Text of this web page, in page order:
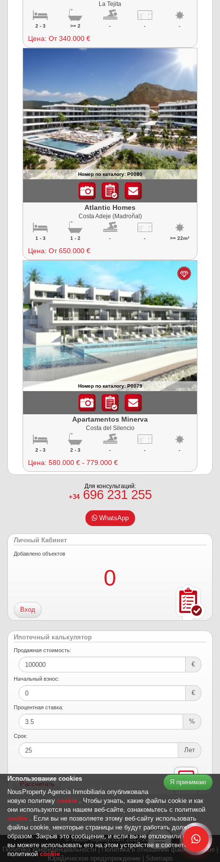
Toggle navigation
La Tejita
2 - 3 >= 2 - - -
Цена: От 340.000 €
Номер по каталогу: P0080
Atlantic Homes
Costa Adeje (Madroñal)
1 - 3 1 - 2 - - >= 22m²
Цена: От 650.000 €
Номер по каталогу: P0079
Apartamentos Minerva
Costa del Silencio
2 - 3 2 - 3 - - -
Цена: 580.000 € - 779.000 €
Для консультаций:
+34696 231 255
WhatsApp
Личный Кабинет
Добавлено объектов
0
Вход
Ипотечный калькулятор
Продажная стоимость:
€
Начальный взнос:
€
Процентная ставка:
%
Срок:
Лет
Главная|Продажа|Аренда|Инвестиции|Услуги|Информация|
Команда
© NousProperty.com 2012-2026
Политика конфиденциальности|Политика в отношении файлов cookie|
Юридическое предупреждение| Sitemaps
Я принимаю
Использование cookies
NousProperty Agencia Inmobiliaria опубликовала
новую политику cookie . Чтобы узнать, какие файлы cookie и как
они используются на нашем веб-сайте, ознакомьтесь с политикой
cookie . Если вы не позволяете этому веб-сайту использовать
файлы cookie, некоторые страницы не будут работать должным
образом. Закрыв это сообщение, и если вы не отключили cookies,
вы можете использовать его на этом устройстве в соответствии с
политикойcookie.